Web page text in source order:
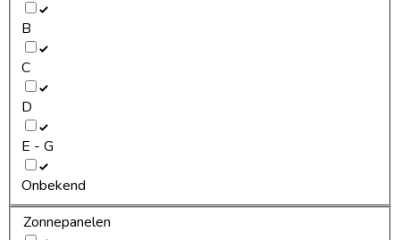
B
C
D
E - G
Onbekend
Zonnepanelen